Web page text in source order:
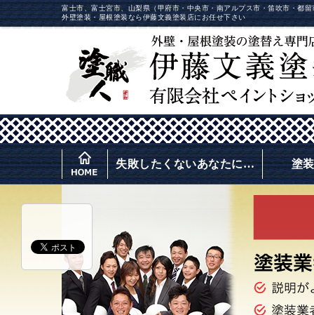
富士市、富士宮市、山梨県（甲府市・中央市・南アルプス市・笛吹市・都
外壁塗装・屋根塗装なら伊藤文義塗装店にお任せ下さい
失敗したくないあなたに… 塗